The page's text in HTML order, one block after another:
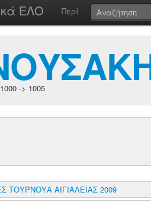
ΕΛΟ Περί
-> 1005
ΤΟΥΡΝΟΥΑ ΑΙΓΙΑΛΕΙΑΣ 2009